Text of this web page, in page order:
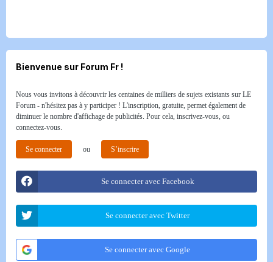
Bienvenue sur Forum Fr !
Nous vous invitons à découvrir les centaines de milliers de sujets existants sur LE
Forum - n'hésitez pas à y participer ! L'inscription, gratuite, permet également de
diminuer le nombre d'affichage de publicités. Pour cela, inscrivez-vous, ou
connectez-vous.
Se connecter ou S’inscrire
Se connecter avec Facebook
Se connecter avec Twitter
Se connecter avec Google